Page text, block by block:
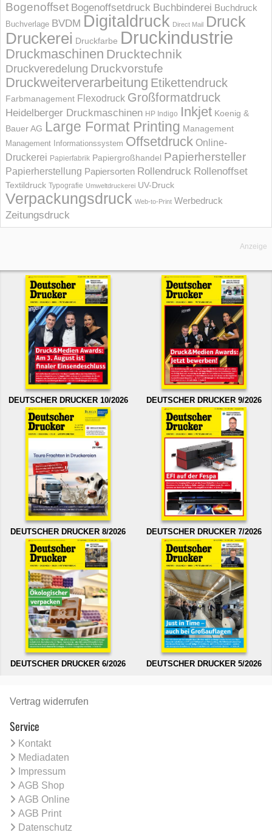
Bogenoffset Bogenoffsetdruck Buchbinderei Buchdruck
Buchverlage BVDM Digitaldruck Direct Mail Druck
Druckerei Druckfarbe Druckindustrie
Druckmaschinen Drucktechnik
Druckveredelung Druckvorstufe
Druckweiterverarbeitung Etikettendruck
Farbmanagement Flexodruck Großformatdruck
Heidelberger Druckmaschinen HP Indigo Inkjet Koenig &
Bauer AG Large Format Printing Management
Management Informations­system Offsetdruck Online-
Druckerei Papierfabrik Papiergroßhandel Papierhersteller
Papierherstellung Papiersorten Rollendruck Rollenoffset
Textildruck Typografie Umweltdruckerei UV-Druck
Verpackungsdruck Web-to-Print Werbedruck
Zeitungsdruck
Anzeige
DEUTSCHER DRUCKER 10/2026 DEUTSCHER DRUCKER 9/2026
DEUTSCHER DRUCKER 8/2026 DEUTSCHER DRUCKER 7/2026
DEUTSCHER DRUCKER 6/2026 DEUTSCHER DRUCKER 5/2026
Vertrag widerrufen
Service
Kontakt
Mediadaten
Impressum
AGB Shop
AGB Online
AGB Print
Datenschutz